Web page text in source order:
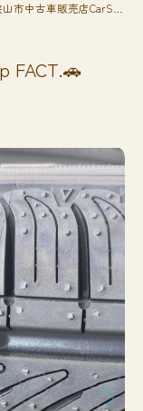
市中古車販売店CarShop FACT.🚗
FACT.🚗